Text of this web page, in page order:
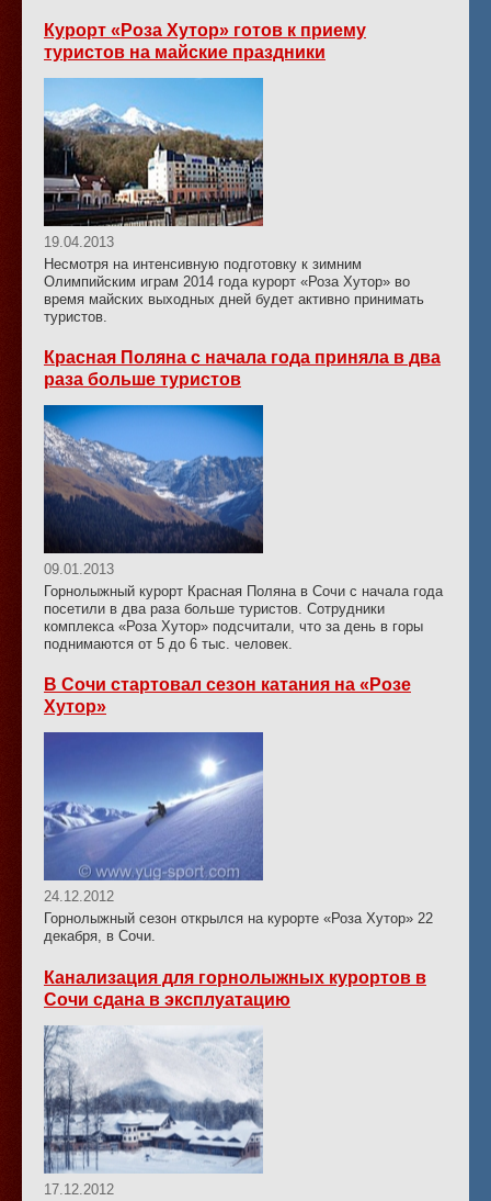
Курорт «Роза Хутор» готов к приему
туристов на майские праздники
19.04.2013
Несмотря на интенсивную подготовку к зимним
Олимпийским играм 2014 года курорт «Роза Хутор» во
время майских выходных дней будет активно принимать
туристов.
Красная Поляна с начала года приняла в два
раза больше туристов
09.01.2013
Горнолыжный курорт Красная Поляна в Сочи с начала года
посетили в два раза больше туристов. Сотрудники
комплекса «Роза Хутор» подсчитали, что за день в горы
поднимаются от 5 до 6 тыс. человек.
В Сочи стартовал сезон катания на «Розе
Хутор»
24.12.2012
Горнолыжный сезон открылся на курорте «Роза Хутор» 22
декабря, в Сочи.
Канализация для горнолыжных курортов в
Сочи сдана в эксплуатацию
17.12.2012